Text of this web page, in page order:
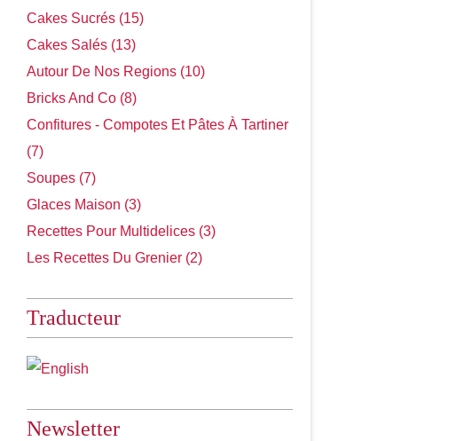
Cakes Sucrés (15)
Cakes Salés (13)
Autour De Nos Regions (10)
Bricks And Co (8)
Confitures - Compotes Et Pâtes À Tartiner
(7)
Soupes (7)
Glaces Maison (3)
Recettes Pour Multidelices (3)
Les Recettes Du Grenier (2)
Traducteur
Newsletter